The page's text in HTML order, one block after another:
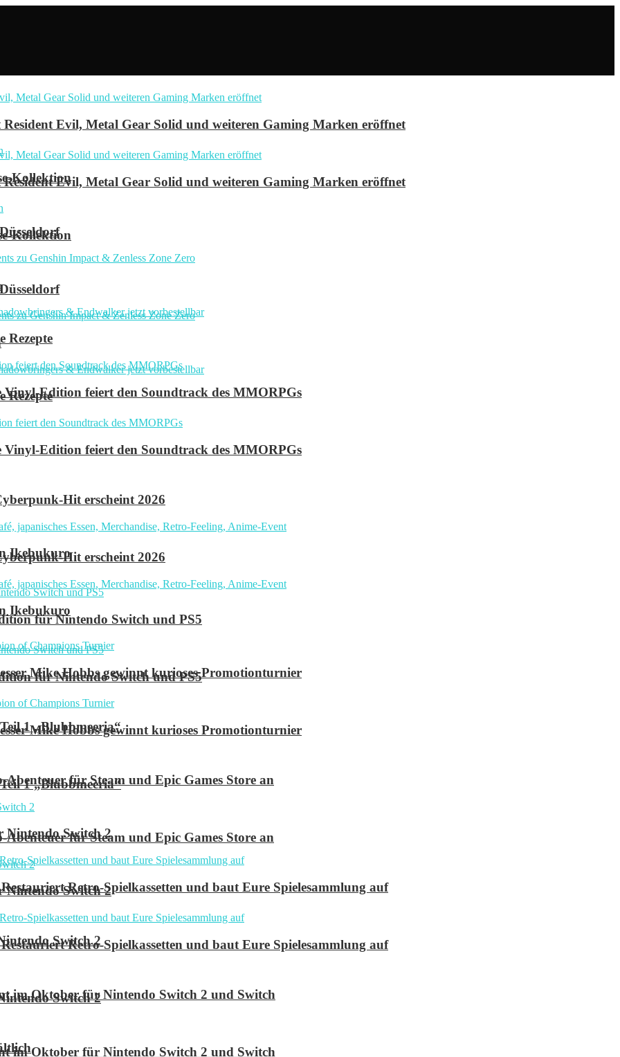
Evil, Metal Gear Solid und weiteren Gaming Marken eröffnet
Kollektion
Rezepte
Edition feiert den Soundtrack des MMORPGs
Hit erscheint 2026
Ikebukuro
für Nintendo Switch und PS5
Mike Hobbs gewinnt kurioses Promotionturnier
1 „Blubbmeeria“
für Steam und Epic Games Store an
Nintendo Switch 2
Retro-Spielkassetten und baut Eure Spielesammlung auf
Switch 2
im Oktober für Nintendo Switch 2 und Switch
Evil, Metal Gear Solid und weiteren Gaming Marken eröffnet
Kollektion
Rezepte
Edition feiert den Soundtrack des MMORPGs
Hit erscheint 2026
Ikebukuro
für Nintendo Switch und PS5
Mike Hobbs gewinnt kurioses Promotionturnier
1 „Blubbmeeria“
für Steam und Epic Games Store an
Nintendo Switch 2
Retro-Spielkassetten und baut Eure Spielesammlung auf
Switch 2
im Oktober für Nintendo Switch 2 und Switch